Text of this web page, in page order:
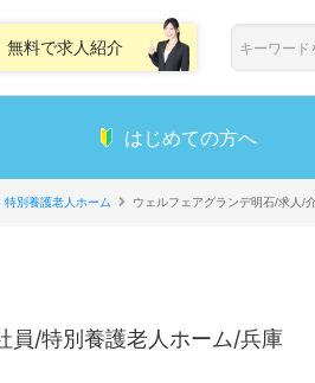
無料で求人紹介
はじめての方へ
特別養護老人ホーム ウェルフェアグランデ明石/求人/
員/特別養護老人ホーム/兵庫